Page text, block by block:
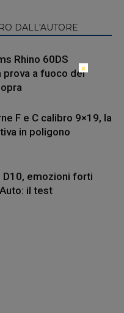
DALL'AUTORE
Rhino 60DS
prova a fuoco del
F e C calibro 9×19, la
in poligono
emozioni forti
il test
×